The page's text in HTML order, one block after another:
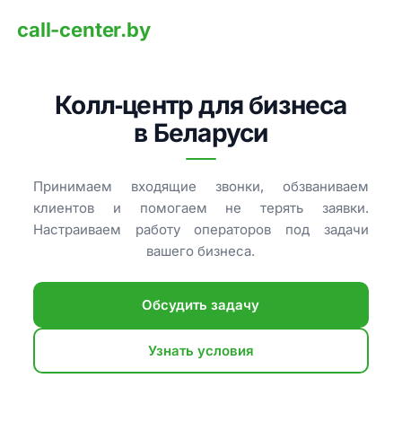
call-center.by
Колл‑центр для бизнеса
в Беларуси
Принимаем входящие звонки, обзваниваем
клиентов и помогаем не терять заявки.
Настраиваем работу операторов под задачи
вашего бизнеса.
Обсудить задачу
Узнать условия